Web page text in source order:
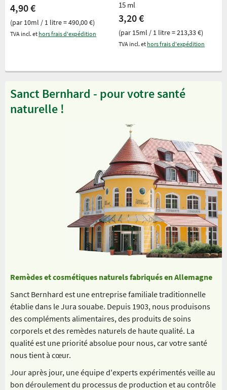
4,90 €
(par 10ml / 1 litre = 490,00 €)
TVA incl. et hors frais d'expédition
15 ml
3,20 €
(par 15ml / 1 litre = 213,33 €)
TVA incl. et hors frais d'expédition
Sanct Bernhard - pour votre santé
naturelle !
Remèdes et cosmétiques naturels fabriqués en Allemagne
Sanct Bernhard est une entreprise familiale traditionnelle
établie dans le Jura souabe. Depuis 1903, nous produisons
des compléments alimentaires, des produits de soins
corporels et des remèdes naturels de haute qualité. La
qualité est une priorité absolue pour nous, car votre santé
nous tient à cœur.
Jour après jour, une équipe d'experts expérimentés veille au
bon déroulement du processus de production et au contrôle